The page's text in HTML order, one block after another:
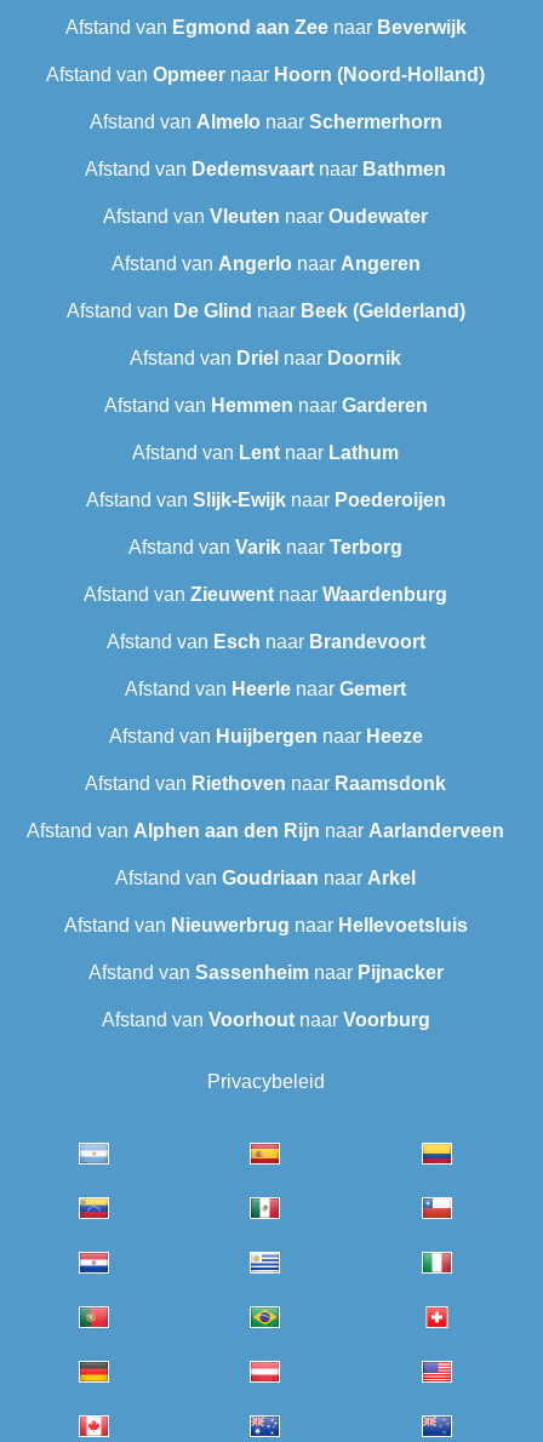
Afstand van Egmond aan Zeenaar Beverwijk
Afstand van Opmeer naar Hoorn (Noord-Holland)
Afstand van Almelo naar Schermerhorn
Afstand van Dedemsvaart naar Bathmen
Afstand van Vleuten naar Oudewater
Afstand van Angerlo naar Angeren
Afstand van De Glind naar Beek (Gelderland)
Afstand van Driel naar Doornik
Afstand van Hemmen naar Garderen
Afstand van Lent naar Lathum
Afstand van Slijk-Ewijknaar Poederoijen
Afstand van Varik naar Terborg
Afstand van Zieuwent naar Waardenburg
Afstand van Esch naar Brandevoort
Afstand van Heerle naar Gemert
Afstand van Huijbergen naar Heeze
Afstand van Riethoven naar Raamsdonk
Afstand van Alphen aan den Rijn naar Aarlanderveen
Afstand van Goudriaan naar Arkel
Afstand van Nieuwerbrug naar Hellevoetsluis
Afstand van Sassenheimnaar Pijnacker
Afstand van Voorhoutnaar Voorburg
Privacybeleid